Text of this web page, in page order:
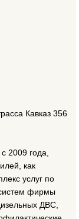
Кавказ 356
2009 года,
как
услуг по
фирмы
ДВС,